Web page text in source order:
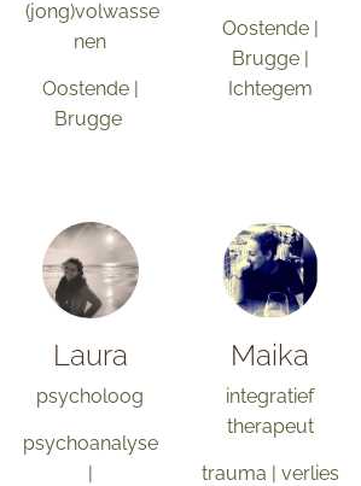
(jong)volwasse
nen
Oostende |
Brugge
Oostende |
Brugge |
Ichtegem
Laura
psycholoog
psychoanalyse
|
Maika
integratief
therapeut
trauma | verlies